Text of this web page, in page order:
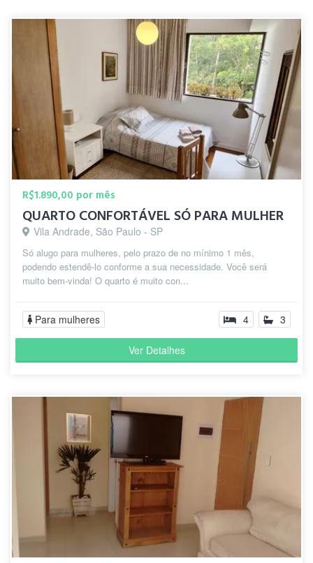
R$1.890,00 por mês
QUARTO CONFORTÁVEL SÓ PARA MULHER
Vila Andrade, São Paulo - SP
Só alugo para mulheres, pelo prazo de no mínimo 1 mês,
podendo estendê-lo conforme a sua necessidade. Você será
muito bem-vinda! O quarto é muito con...
Para mulheres 4 3
Ver Detalhes